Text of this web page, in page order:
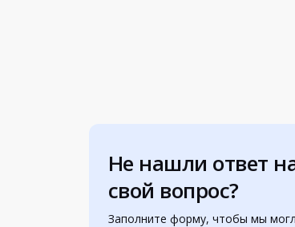
Не нашли ответ
свой вопрос?
Заполните форму, чтобы мы